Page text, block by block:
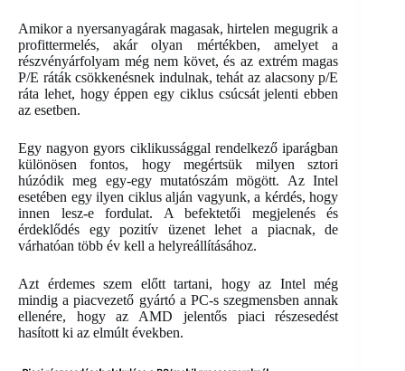
Amikor a nyersanyagárak magasak, hirtelen megugrik a
profittermelés, akár olyan mértékben, amelyet a
részvényárfolyam még nem követ, és az extrém magas
P/E ráták csökkenésnek indulnak, tehát az alacsony p/E
ráta lehet, hogy éppen egy ciklus csúcsát jelenti ebben
az esetben.
Egy nagyon gyors ciklikussággal rendelkező iparágban
különösen fontos, hogy megértsük milyen sztori
húzódik meg egy-egy mutatószám mögött. Az Intel
esetében egy ilyen ciklus alján vagyunk, a kérdés, hogy
innen lesz-e fordulat. A befektetői megjelenés és
érdeklődés egy pozitív üzenet lehet a piacnak, de
várhatóan több év kell a helyreállításához.
Azt érdemes szem előtt tartani, hogy az Intel még
mindig a piacvezető gyártó a PC-s szegmensben annak
ellenére, hogy az AMD jelentős piaci részesedést
hasított ki az elmúlt években.